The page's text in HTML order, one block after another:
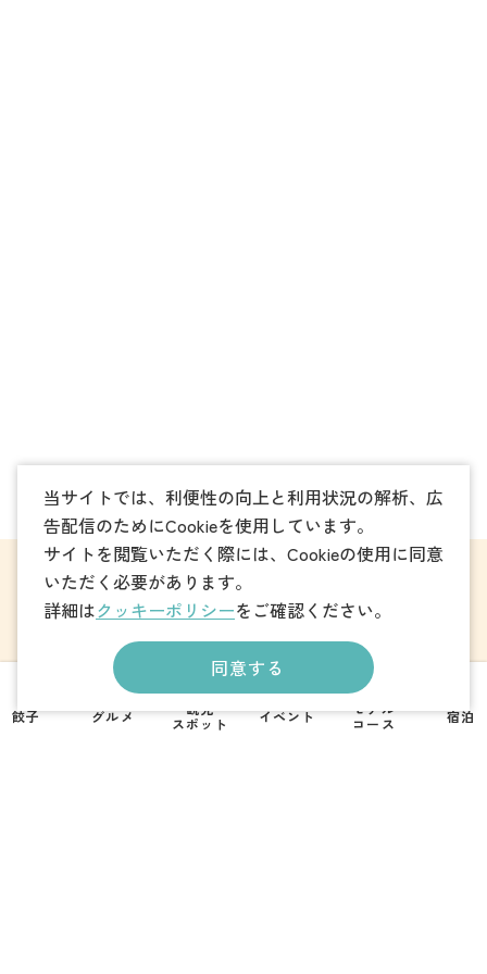
観光案内
当サイトについて
撮影支援・MICE
餃子 グルメ
観光
スポット
イベント
モデル
コース
宿泊
当サイトでは、利便性の向上と利用状況の解析、広
告配信のためにCookieを使用しています。
サイトを閲覧いただく際には、Cookieの使用に同意
いただく必要があります。
詳細はクッキーポリシーをご確認ください。
同意する